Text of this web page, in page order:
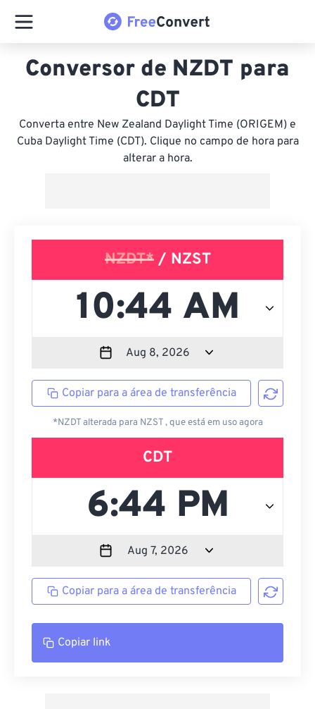
Conversor de NZDT para
CDT
Converta entre New Zealand Daylight Time (ORIGEM) e
Cuba Daylight Time (CDT). Clique no campo de hora para
alterar a hora.
NZDT*/ NZST
Copiar para a área de transferência
*NZDT alterada para NZST , que está em uso agora
CDT
Copiar para a área de transferência
Copiar link